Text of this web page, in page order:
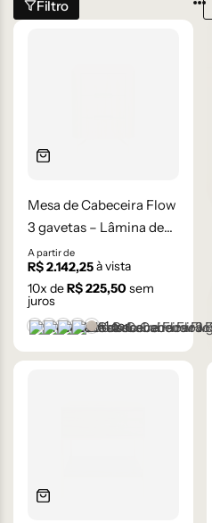
Filtro
Mesa de Cabeceira Flow
3 gavetas – Lâmina de
Carvalho Natural
A partir de
R$2.142,25à vista
10x deR$225,50 sem
juros
Castanho
Champanhe
Cinza Grafite
Ébano
Lâmina Frapê
+1 cor